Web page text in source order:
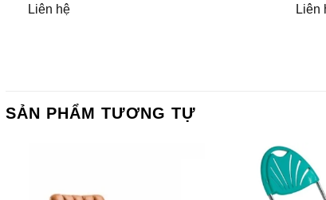
Liên hệ
Liên
SẢN PHẨM TƯƠNG TỰ